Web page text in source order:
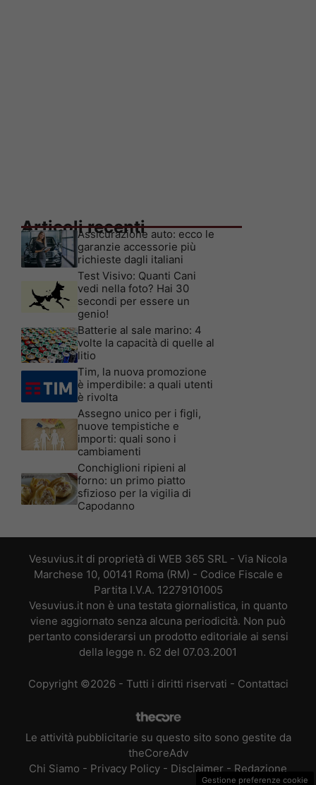
Articoli recenti
Assicurazione auto: ecco le
garanzie accessorie più
richieste dagli italiani
Test Visivo: Quanti Cani
vedi nella foto? Hai 30
secondi per essere un
genio!
Batterie al sale marino: 4
volte la capacità di quelle al
litio
Tim, la nuova promozione
è imperdibile: a quali utenti
è rivolta
Assegno unico per i figli,
nuove tempistiche e
importi: quali sono i
cambiamenti
Conchiglioni ripieni al
forno: un primo piatto
sfizioso per la vigilia di
Capodanno
Vesuvius.it di proprietà di WEB 365 SRL - Via Nicola
Marchese 10, 00141 Roma (RM) - Codice Fiscale e
Partita I.V.A. 12279101005
Vesuvius.it non è una testata giornalistica, in quanto
viene aggiornato senza alcuna periodicità. Non può
pertanto considerarsi un prodotto editoriale ai sensi
della legge n. 62 del 07.03.2001
Copyright ©2026 - Tutti i diritti riservati - Contattaci
Le attività pubblicitarie su questo sito sono gestite da
theCoreAdv
Chi Siamo - Privacy Policy - Disclaimer - Redazione
Gestione preferenze cookie